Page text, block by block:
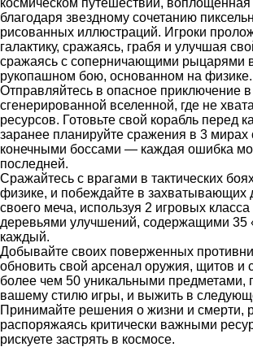
космическом путешествии, воплощенная
благодаря звездному сочетанию
рисованных иллюстраций. Игроки
галактику, сражаясь, грабя и улучшая
сражаясь с соперничающими рыцарями
рукопашном бою, основанном на физике.
Отправляйтесь в опасное приключение
сгенерированной вселенной, где не
ресурсов. Готовьте свой корабль перед
заранее планируйте сражения в 3 мирах
конечными боссами — каждая ошибка
последней.
Сражайтесь с врагами в тактических
физике, и побеждайте в захватывающих
своего меча, используя 2 игровых
деревьями улучшений, содержащими 35
каждый.
Добывайте своих поверженных
обновить свой арсенал оружия, щитов и
более чем 50 уникальными предметами,
вашему стилю игры, и выжить в
Принимайте решения о жизни и смерти,
распоряжаясь критически важными
рискуете застрять в космосе.